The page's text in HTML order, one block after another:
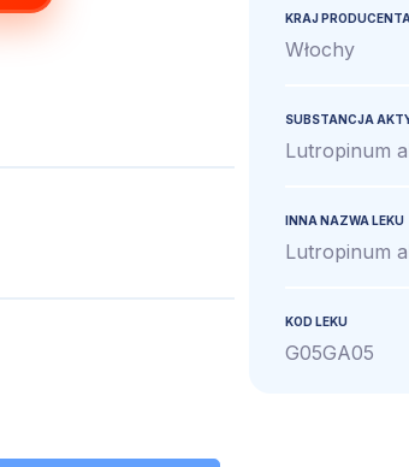
KRAJ PRODUCENTA
Włochy
SUBSTANCJA
Lutropinum
INNA NAZWA LEKU
Lutropinum
KOD LEKU
G05GA05